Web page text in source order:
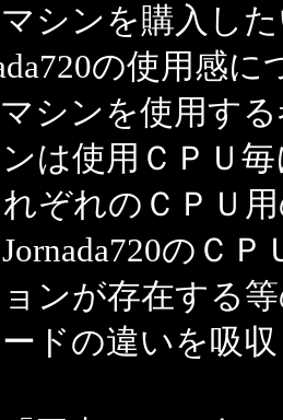
シンを購入し
の使用感
シンを使用す
ンは使用ＣＰＵ
ぞれのＣＰＵ
のＣ
ンが存在する
ドの違いを吸